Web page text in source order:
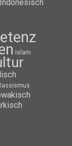
Indonesisch
Islam